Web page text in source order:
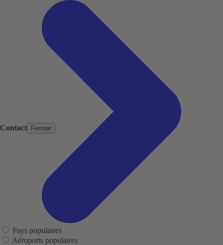
Contact Fermer
Pays populaires
Aéroports populaires